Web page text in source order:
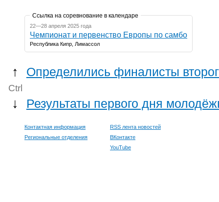
Ссылка на соревнование в календаре
22—28 апреля 2025 года
Чемпионат и первенство Европы по самбо
Республика Кипр, Лимассол
↑ Определились финалисты
Ctrl
↓ Результаты первого дня
Контактная информация
Региональные отделения
RSS лента новостей
ВКонтакте
YouTube